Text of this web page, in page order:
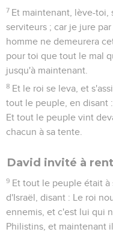
7 Et maintenant, lève-toi,
serviteurs ; car je jure
homme ne demeurera
pour toi que tout le mal
jusqu'à maintenant.
8 Et le roi se leva, et
tout le peuple, en disant
Et tout le peuple vint
chacun à sa tente.
David invité à
9 Et tout le peuple était
d'Israël, disant : Le roi
ennemis, et c'est lui qui
Philistins, et maintenant